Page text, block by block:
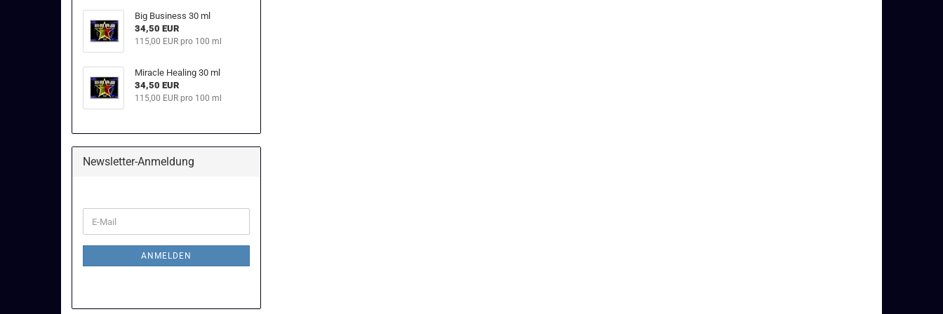
Big Business 30 ml
34,50 EUR
115,00 EUR pro 100 ml
Miracle Healing 30 ml
34,50 EUR
115,00 EUR pro 100 ml
Newsletter-Anmeldung
ZUR
E-
Mail
ANMELDEN